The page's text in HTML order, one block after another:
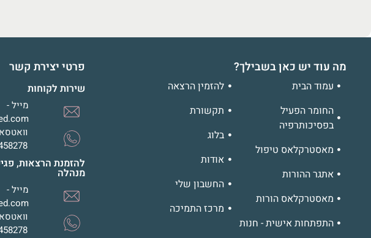
מה עוד יש כאן בשבילך?
להזמין הרצאה
תקשורת
בלוג
אודות
החשבון שלי
מרכז התמיכה
עמוד הבית
החומר הפעיל
בפסיכותרפיה
מאסטרקלאס טיפול
אתגר ההורות
מאסטרקלאס הורות
התפתחות אישית - חנות
פרטי יצירת קשר
שירות לקוחות
מייל -
להזמנת הרצאות,
מנהלה
מייל -